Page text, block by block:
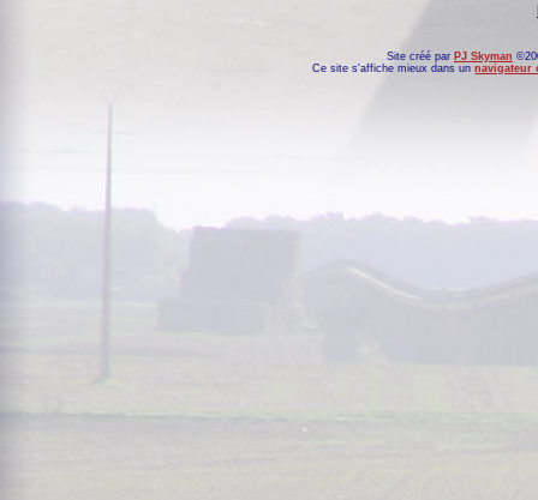
Site créé par PJ Skyman
Ce site s'affiche mieux dans unnavigateur